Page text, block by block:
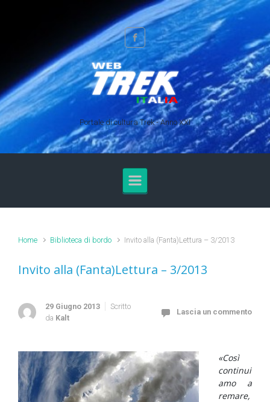
Portale di cultura Trek - Anno XXI
Home Biblioteca di bordo Invito alla (Fanta)Lettura – 3/2013
Invito alla (Fanta)Lettura – 3/2013
29 Giugno 2013
Scritto
da Kalt
Lascia un commento
«Così
continui
amo a
remare,